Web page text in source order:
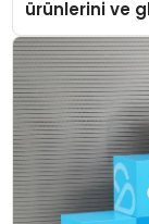
ürünlerini ve